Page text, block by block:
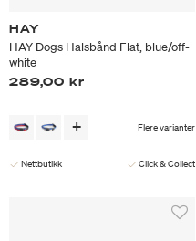
HAY
HAY Dogs Halsbånd Flat, blue/off-
white
289,00 kr
Flere varianter
Nettbutikk Click & Collect